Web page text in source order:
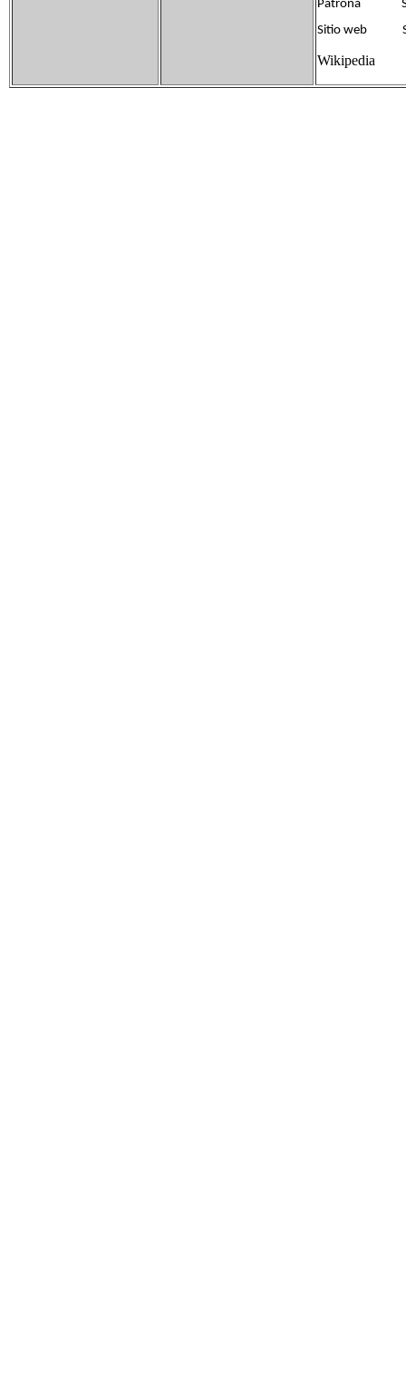
Patrona
Sitio web
Wikipedia